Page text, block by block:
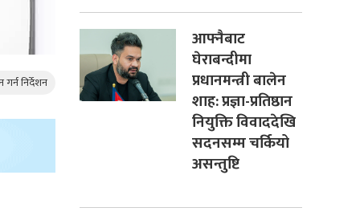
निर्देशन
आफ्नैबाट
घेराबन्दीमा
प्रधानमन्त्री बालेन
शाह: प्रज्ञा-प्रतिष्ठान
नियुक्ति विवाददेखि
सदनसम्म चर्कियो
असन्तुष्टि